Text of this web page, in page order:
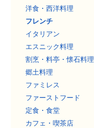
洋食・西洋料理
フレンチ
イタリアン
エスニック料理
割烹・料亭・懐石料理
郷土料理
ファミレス
ファーストフード
定食・食堂
カフェ・喫茶店